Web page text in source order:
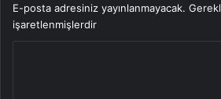
E-posta adresiniz yayınlanmayacak.
işaretlenmişlerdir